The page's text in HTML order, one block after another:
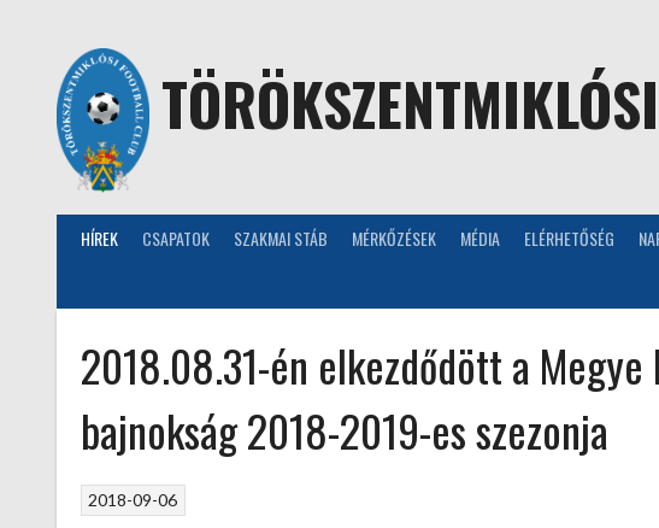
HÍREK CSAPATOK SZAKMAI STÁB MÉRKŐZÉSEK MÉDIA ELÉRHETŐSÉG
2018.08.31-én elkezdődött a
bajnokság 2018-2019-es szezonja
2018-09-06